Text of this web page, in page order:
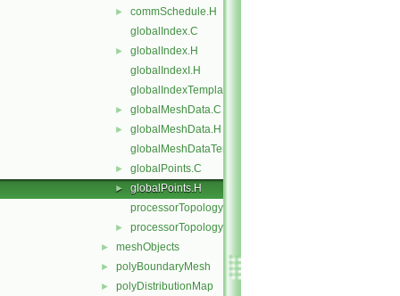
►
commSchedule.H
globalIndex.C
►
globalIndex.H
globalIndexI.H
globalIndexTemplates.C
► globalMeshData.C
►
globalMeshData.H
globalMeshDataTemplates.C
► globalPoints.C
►
globalPoints.H
processorTopology.C
► processorTopology.H
► meshObjects
► polyBoundaryMesh
► polyDistributionMap